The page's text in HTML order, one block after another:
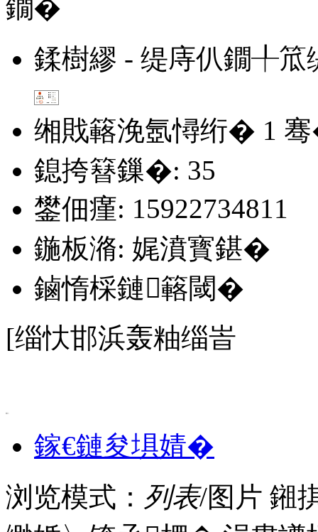
鍒樹繆 - 缇庤仈鐗╀
缃戝簵浼氬憳绗� 1
鎴挎簮鏁�: 35
鐢佃瘽: 15922734811
鍦板潃: 娓濆寳鍖�
鏀惰棌鏈簵閾�
[缁忕邯浜轰粙缁峕
鎵€鏈夋埧婧�
浏览模式： 列表/图片 鎺